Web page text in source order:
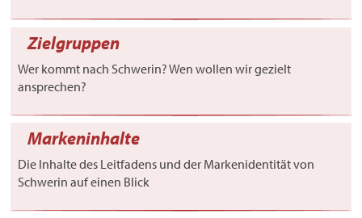
Zielgruppen
Wer kommt nach Schwerin? Wen wollen wir gezielt
ansprechen?
Markeninhalte
Die Inhalte des Leitfadens und der Markenidentität von
Schwerin auf einen Blick